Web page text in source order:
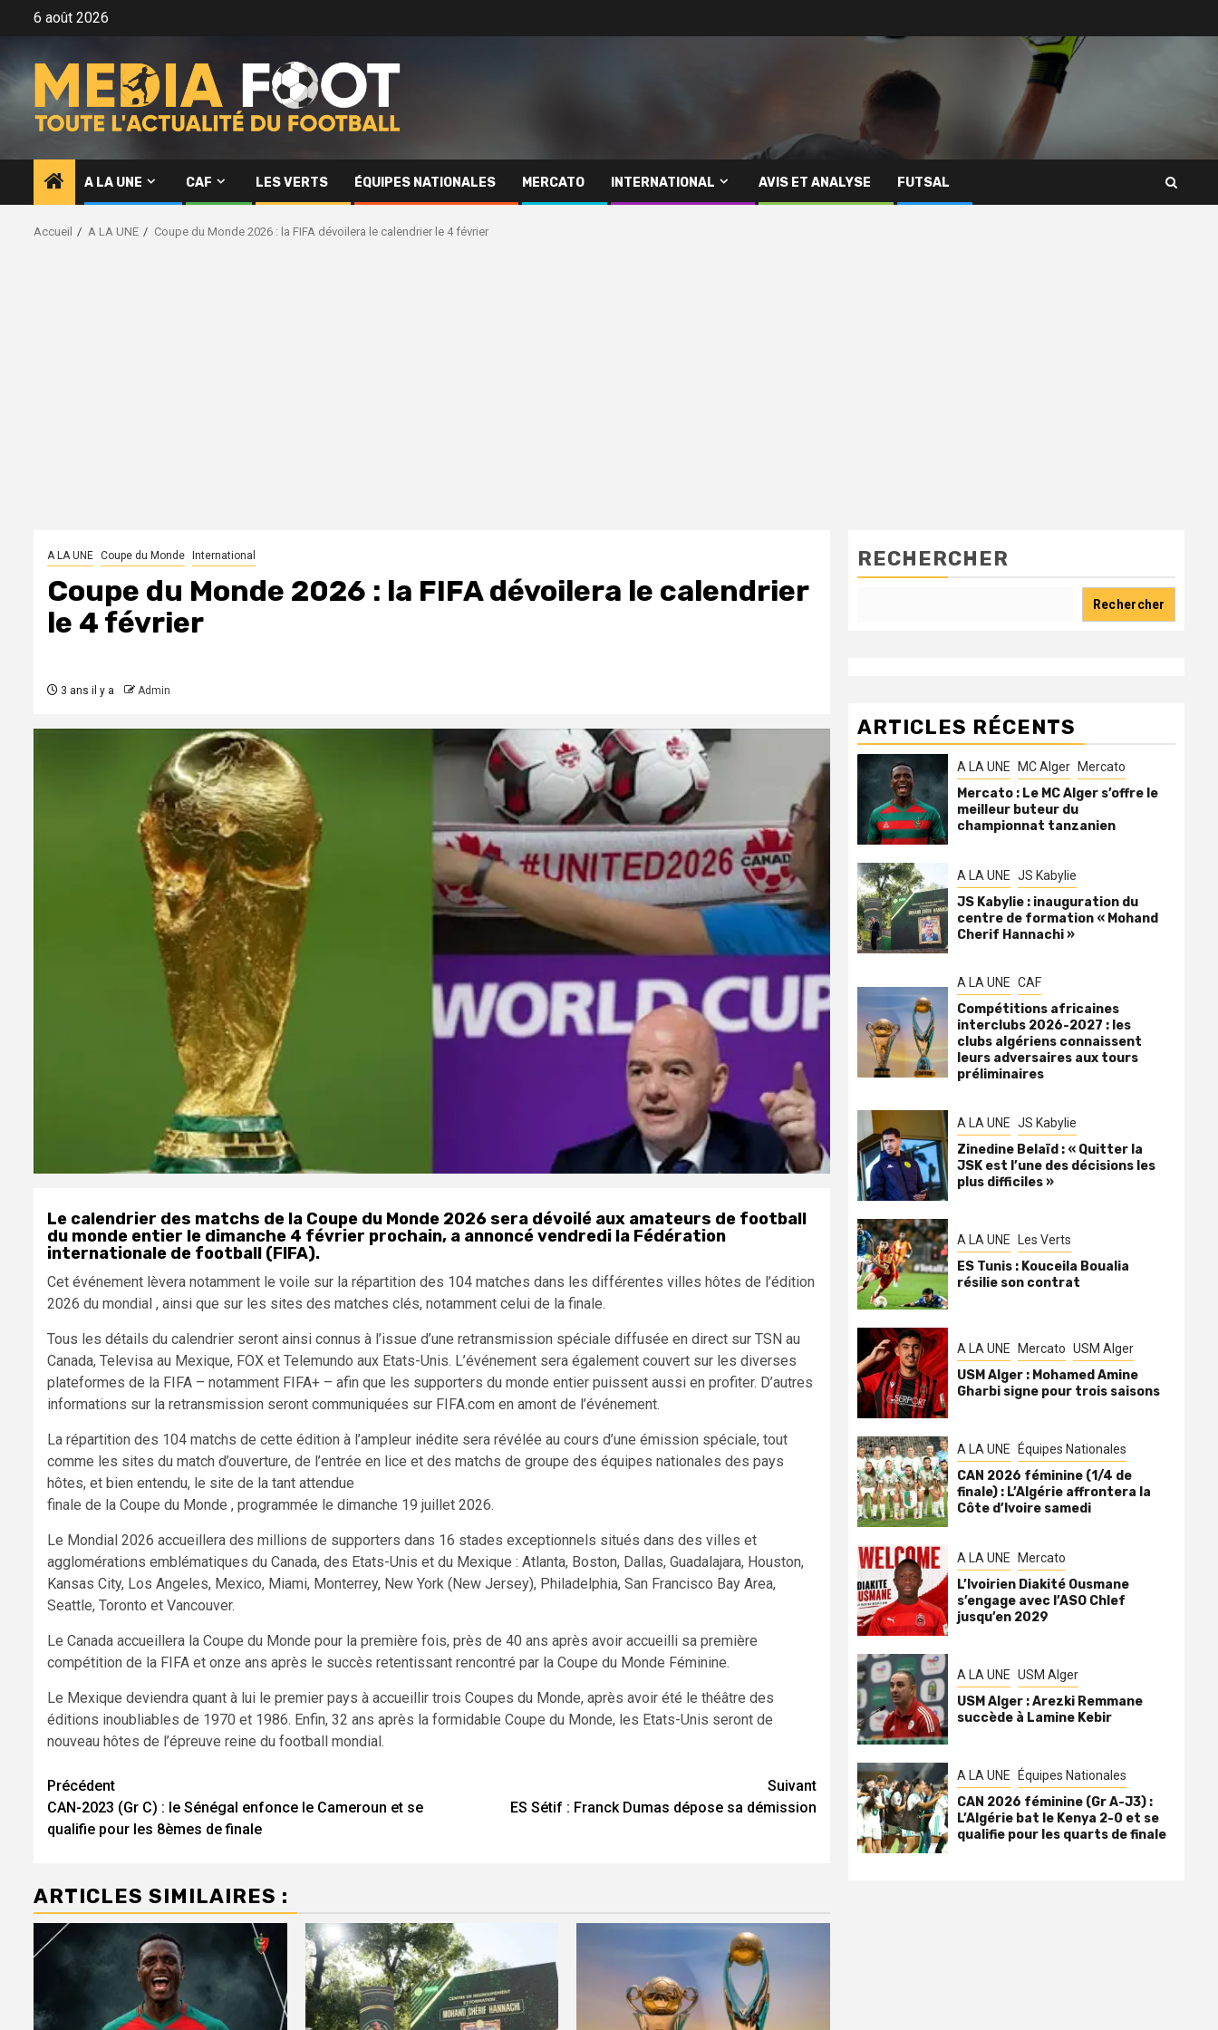
6 août 2026
A LA UNE CAF LES VERTS ÉQUIPES NATIONALES MERCATO INTERNATIONAL AVIS ET ANALYSE FUTSAL
Accueil A LA UNE Coupe du Monde 2026 : la FIFA dévoilera le calendrier le 4 février
A LA UNE Coupe du Monde International
Coupe du Monde 2026 : la FIFA dévoilera le calendrier
le 4 février
3 ans il y a Admin
Le calendrier des matchs de la Coupe du Monde 2026 sera dévoilé aux amateurs de football
du monde entier le dimanche 4 février prochain, a annoncé vendredi la Fédération
internationale de football (FIFA).
Cet événement lèvera notamment le voile sur la répartition des 104 matches dans les différentes villes hôtes de l’édition
2026 du mondial , ainsi que sur les sites des matches clés, notamment celui de la finale.
Tous les détails du calendrier seront ainsi connus à l’issue d’une retransmission spéciale diffusée en direct sur TSN au
Canada, Televisa au Mexique, FOX et Telemundo aux Etats-Unis. L’événement sera également couvert sur les diverses
plateformes de la FIFA – notamment FIFA+ – afin que les supporters du monde entier puissent aussi en profiter. D’autres
informations sur la retransmission seront communiquées sur FIFA.com en amont de l’événement.
La répartition des 104 matchs de cette édition à l’ampleur inédite sera révélée au cours d’une émission spéciale, tout
comme les sites du match d’ouverture, de l’entrée en lice et des matchs de groupe des équipes nationales des pays
hôtes, et bien entendu, le site de la tant attendue
finale de la Coupe du Monde , programmée le dimanche 19 juillet 2026.
Le Mondial 2026 accueillera des millions de supporters dans 16 stades exceptionnels situés dans des villes et
agglomérations emblématiques du Canada, des Etats-Unis et du Mexique : Atlanta, Boston, Dallas, Guadalajara, Houston,
Kansas City, Los Angeles, Mexico, Miami, Monterrey, New York (New Jersey), Philadelphia, San Francisco Bay Area,
Seattle, Toronto et Vancouver.
Le Canada accueillera la Coupe du Monde pour la première fois, près de 40 ans après avoir accueilli sa première
compétition de la FIFA et onze ans après le succès retentissant rencontré par la Coupe du Monde Féminine.
Le Mexique deviendra quant à lui le premier pays à accueillir trois Coupes du Monde, après avoir été le théâtre des
éditions inoubliables de 1970 et 1986. Enfin, 32 ans après la formidable Coupe du Monde, les Etats-Unis seront de
nouveau hôtes de l’épreuve reine du football mondial.
Navigation
d’article
Précédent
CAN-2023 (Gr C) : le Sénégal enfonce le Cameroun et se
qualifie pour les 8èmes de finale
Suivant
ES Sétif : Franck Dumas dépose sa démission
ARTICLES SIMILAIRES :
RECHERCHER
Rechercher
ARTICLES RÉCENTS
A LA UNE MC Alger Mercato
Mercato : Le MC Alger s’offre le
meilleur buteur du
championnat tanzanien
A LA UNE JS Kabylie
JS Kabylie : inauguration du
centre de formation « Mohand
Cherif Hannachi »
A LA UNE CAF
Compétitions africaines
interclubs 2026-2027 : les
clubs algériens connaissent
leurs adversaires aux tours
préliminaires
A LA UNE JS Kabylie
Zinedine Belaïd : « Quitter la
JSK est l’une des décisions les
plus difficiles »
A LA UNE Les Verts
ES Tunis : Kouceila Boualia
résilie son contrat
A LA UNE Mercato USM Alger
USM Alger : Mohamed Amine
Gharbi signe pour trois saisons
A LA UNE Équipes Nationales
CAN 2026 féminine (1/4 de
finale) : L’Algérie affrontera la
Côte d’Ivoire samedi
A LA UNE Mercato
L’Ivoirien Diakité Ousmane
s’engage avec l’ASO Chlef
jusqu’en 2029
A LA UNE USM Alger
USM Alger : Arezki Remmane
succède à Lamine Kebir
A LA UNE Équipes Nationales
CAN 2026 féminine (Gr A-J3) :
L’Algérie bat le Kenya 2-0 et se
qualifie pour les quarts de finale